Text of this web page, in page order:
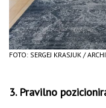
FOTO: SERGEJ KRASJUK /
3. Pravilno